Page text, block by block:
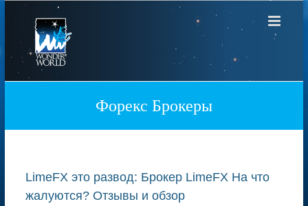
Форекс Брокеры
LimeFX это развод: Брокер LimeFX На что
жалуются? Отзывы и обзор